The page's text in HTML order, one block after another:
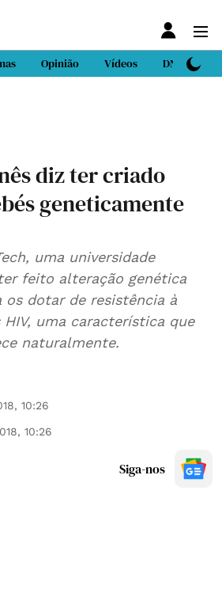
Opinião Vídeos DN Sport
diz ter criado
geneticamente
uma universidade
feito alteração genética
os dotar de resistência à
uma característica que
naturalmente.
10:26
10:26
Siga-nos